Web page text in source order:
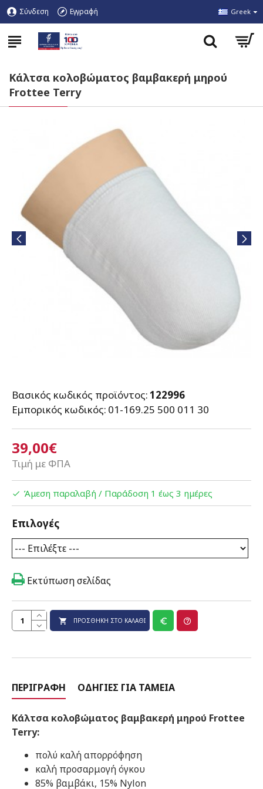
Σύνδεση Εγγραφή Greek
Κάλτσα κολοβώματος βαμβακερή μηρού
Frottee Terry
39,00€
Τιμή με ΦΠΑ
Βασικός κωδικός προϊόντος:122996
Εμπορικός κωδικός: 01-169.25 500 011 30
Άμεση παραλαβή / Παράδoση 1 έως 3 ημέρες
Επιλογές
ΠΡΟΣΘΉΚΗ ΣΤΟ ΚΑΛΆΘΙ
Εκτύπωση σελίδας
ΠΕΡΙΓΡΑΦΉ ΟΔΗΓΊΕΣ ΓΙΑ ΤΑΜΕΊΑ
Κάλτσα κολοβώματος βαμβακερή μηρού Frottee
Terry:
πολύ καλή απορρόφηση
καλή προσαρμογή όγκου
85% βαμβάκι, 15% Nylon